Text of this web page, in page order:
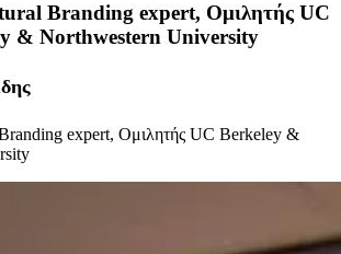
Branding expert, Ομιλητής UC
& Northwestern University
expert, Ομιλητής UC Berkeley &